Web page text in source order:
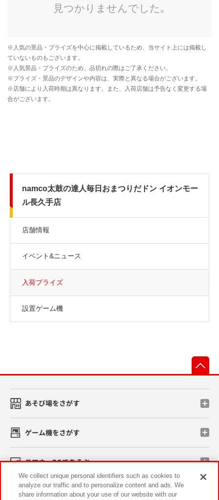
namco太鼓の達人毎日おまつりだドン イオンモー
ル長久手店
店舗情報
イベント&ニュース
入荷プライズ
設置ゲーム機
あそび場をさがす
ゲーム機をさがす
スマホ・PCであそぶ
イベント・キャンペーン
We collect unique personal identifiers such as cookies to
analyze our traffic and to personalize content and ads. We
share information about your use of our website with our